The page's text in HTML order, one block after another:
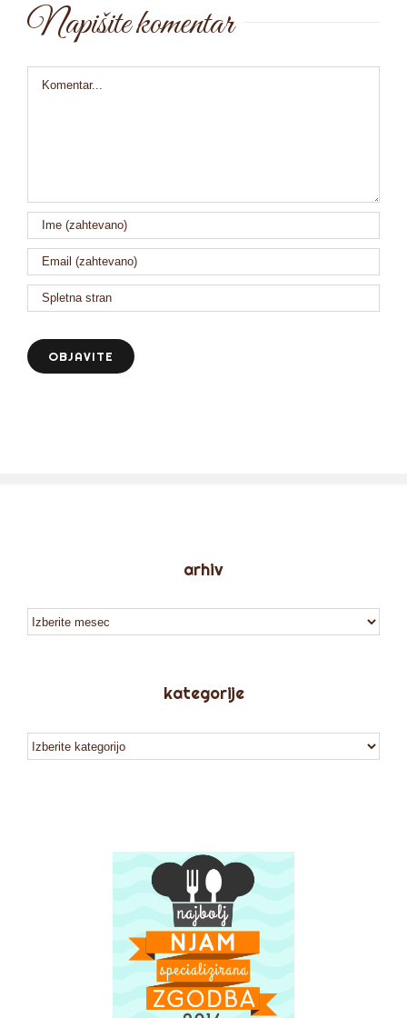
Napišite komentar
Comment
arhiv
arhiv
kategorije
kategorije